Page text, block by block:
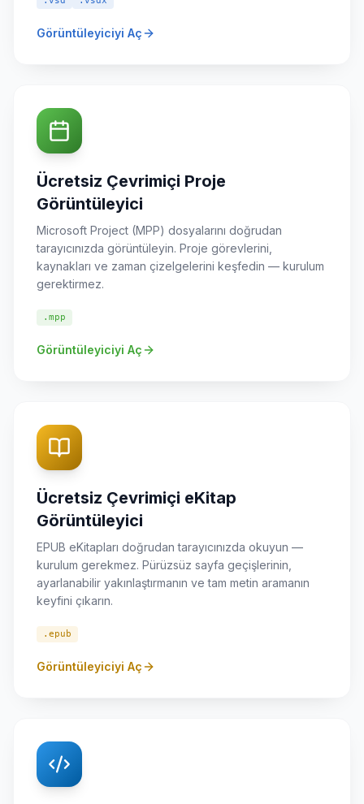
Görüntüleyiciyi Aç
Ücretsiz Çevrimiçi Proje
Görüntüleyici
Microsoft Project (MPP) dosyalarını doğrudan
tarayıcınızda görüntüleyin. Proje görevlerini,
kaynakları ve zaman çizelgelerini keşfedin — kurulum
gerektirmez.
.mpp
Görüntüleyiciyi Aç
Ücretsiz Çevrimiçi eKitap
Görüntüleyici
EPUB eKitapları doğrudan tarayıcınızda okuyun —
kurulum gerekmez. Pürüzsüz sayfa geçişlerinin,
ayarlanabilir yakınlaştırmanın ve tam metin aramanın
keyfini çıkarın.
.epub
Görüntüleyiciyi Aç